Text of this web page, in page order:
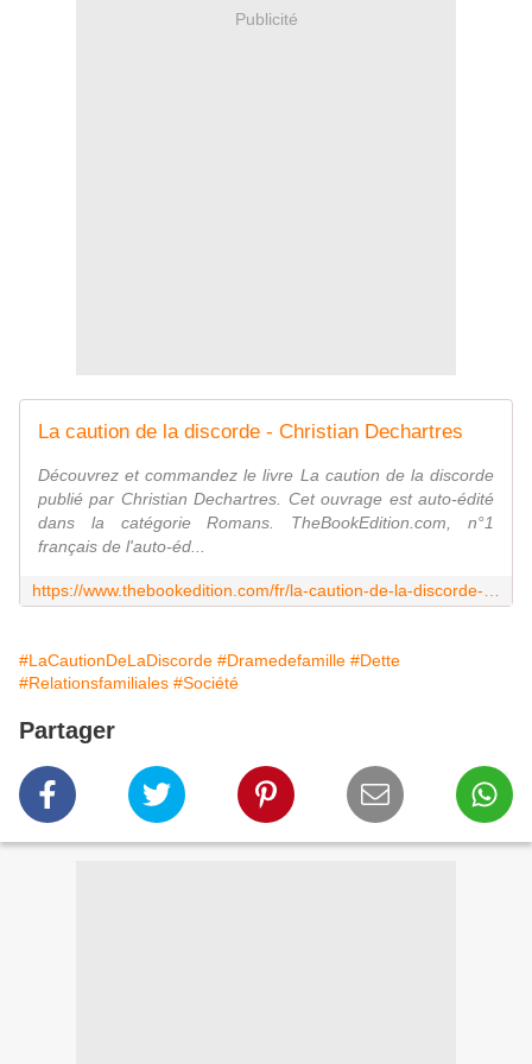
Publicité
La caution de la discorde - Christian Dechartres
Découvrez et commandez le livre La caution de la discorde
publié par Christian Dechartres. Cet ouvrage est auto-édité
dans la catégorie Romans. TheBookEdition.com, n°1
français de l'auto-éd...
#LaCautionDeLaDiscorde #Dramedefamille #Dette
#Relationsfamiliales #Société
Partager